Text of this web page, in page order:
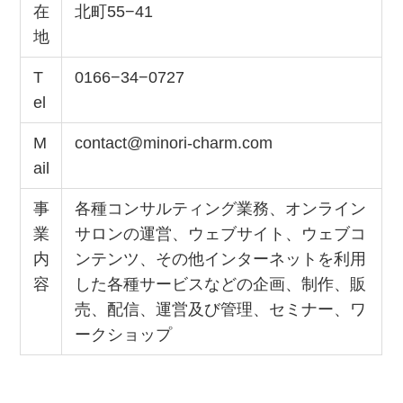
在
地
北町55−41
T
el
0166−34−0727
M
ail
contact@minori-charm.com
事
業
内
容
各種コンサルティング業務、オンライン
サロンの運営、ウェブサイト、ウェブコ
ンテンツ、その他インターネットを利用
した各種サービスなどの企画、制作、販
売、配信、運営及び管理、セミナー、ワ
ークショップ